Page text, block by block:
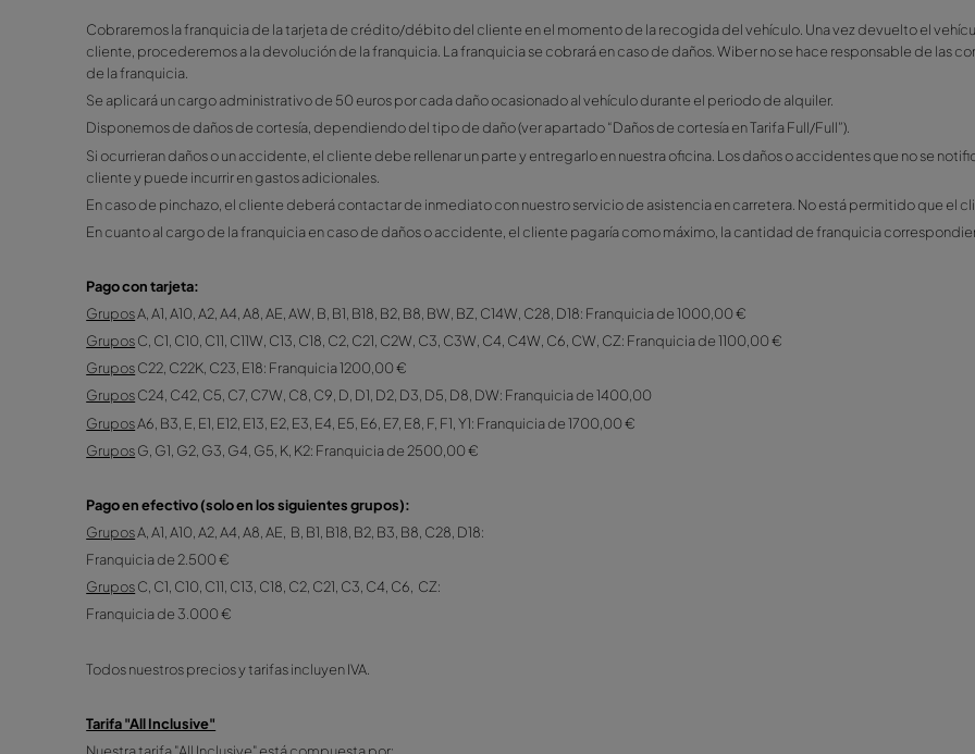
Cobertura de daños por colisión con franquicia.
Robo de vehículo. En caso de robo, el cliente está obligado a denunciarlo a la policía y entregar
Asistencia en carretera sólo en caso de accidente (no en caso de negligencia del cliente: pérdida de
Combustible Full to Full (Lleno/Lleno)
Kilometraje ilimitado (a excepción de los grupos C7, C9, C22, C23, E3, E5, E12, E13, G2, G3, G5, K y
cliente, procederemos a la devolución de la franquicia. La franquicia se cobrará en caso de daños. Wiber
de la franquicia.
Se aplicará un cargo administrativo de 50 euros por cada daño ocasionado al vehículo durante el periodo
Disponemos de daños de cortesía, dependiendo del tipo de daño (ver apartado “Daños de cortesía en
Si ocurrieran daños o un accidente, el cliente debe rellenar un parte y entregarlo en nuestra oficina. Los
cliente y puede incurrir en gastos adicionales.
En cuanto al cargo de la franquicia en caso de daños o accidente, el cliente pagaría como máximo, la
Pago con tarjeta:
GruposA, A1, A10, A2, A4, A8, AE, AW, B, B1, B18, B2, B8, BW, BZ, C14W, C28, D18: Franquicia de 1000,00 €
C22, C22K, C23, E18: Franquicia 1200,00 €
GruposC24, C42, C5, C7, C7W, C8, C9, D, D1, D2, D3, D5, D8, DW: Franquicia de 1400,00